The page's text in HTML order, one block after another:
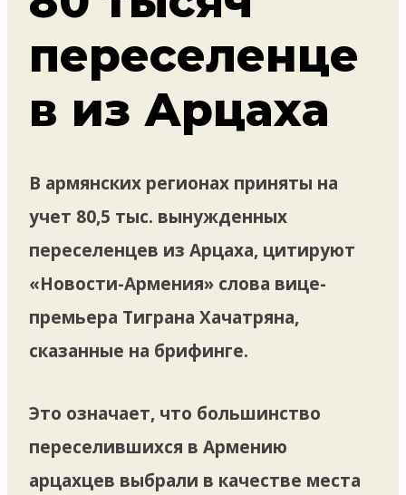
переселенце
в из Арцаха
В армянских регионах приняты на
учет 80,5 тыс. вынужденных
переселенцев из Арцаха, цитируют
«Новости-Армения» слова вице-
премьера Тиграна Хачатряна,
сказанные на брифинге.
Это означает, что большинство
переселившихся в Армению
арцахцев выбрали в качестве места